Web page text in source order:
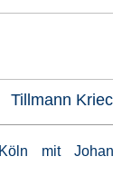
Tillmann
mit